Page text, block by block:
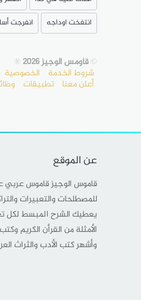
انتفخت اوداجه
انفرجت
©قاومس الوجيز 2026 ®
شروط الخدمة الخصوصية
أعلن معنا تطبيقات
عن الموقع
قاموس الوجيز قاموس عربي
للمصطلحات والتعبيرات
يعطيك الشرح المبسط لكل
الأمثلة من القرأن الكريم
وأشهر كتب الأدب والثراث